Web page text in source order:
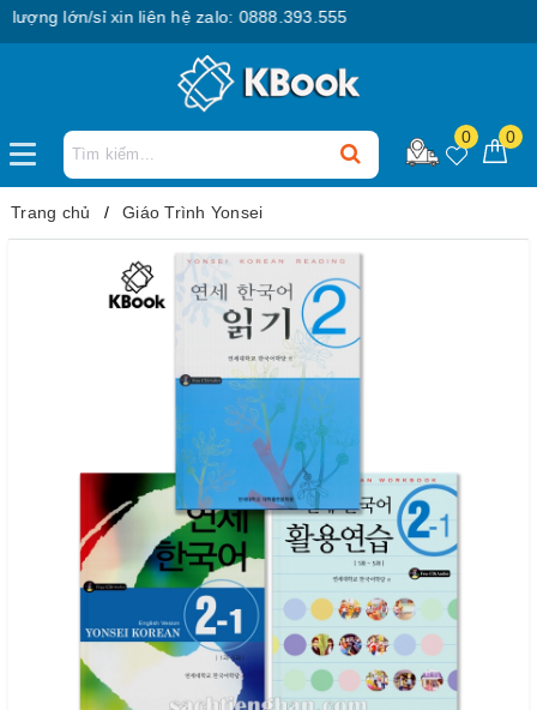
lớn/sỉ xin liên hệ zalo: 0888.393.555
0 0
Trang chủ Giáo Trình Yonsei